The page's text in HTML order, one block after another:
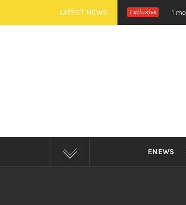
to
LATEST NEWS Exclusive
》巡演 Zepp KL 热血开唱 1 month ago 四大印
ENEWS